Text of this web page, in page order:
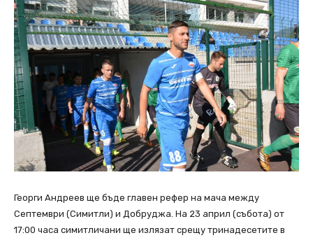
Георги Андреев ще бъде главен рефер на мача между
Септември (Симитли) и Добруджа. На 23 април (събота) от
17:00 часа симитличани ще излязат срещу тринадесетите в